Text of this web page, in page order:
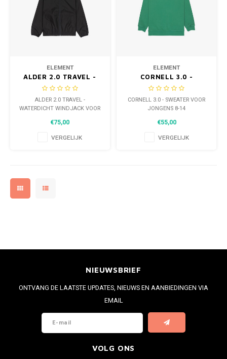
ELEMENT
ALDER 2.0 TRAVEL -
WATERDICHT
WINDJACK VOOR
JONGENS 8-14
ALDER 2.0 TRAVEL -
WATERDICHT WINDJACK VOOR
€75,00
VERGELIJK
ELEMENT
CORNELL 3.0 -
SWEATER VOOR
JONGENS 8-14
CORNELL 3.0 - SWEATER VOOR
JONGENS 8-14
€55,00
VERGELIJK
NIEUWSBRIEF
ONTVANG DE LAATSTE UPDATES, NIEUWS EN AANBIEDINGEN VIA
EMAIL
VOLG ONS